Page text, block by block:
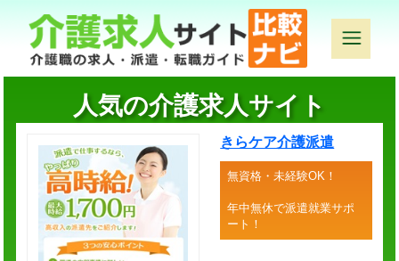
人気の介護求人サイト
きらケア介護派遣
無資格・未経験OK！
年中無休で派遣就業サポ
ート！